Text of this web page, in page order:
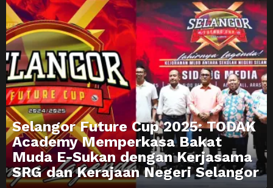
Selangor Future Cup 2025: TODAK
Academy Memperkasa Bakat
Muda E-Sukan dengan Kerjasama
SRG dan Kerajaan Negeri Selangor